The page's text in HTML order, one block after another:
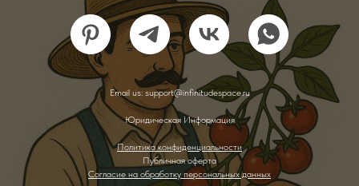
Email us: support@infinitudespace.ru
Юридическая Информация
Политика конфиденциальности
Публичная оферта
Согласие на обработку персональных данных